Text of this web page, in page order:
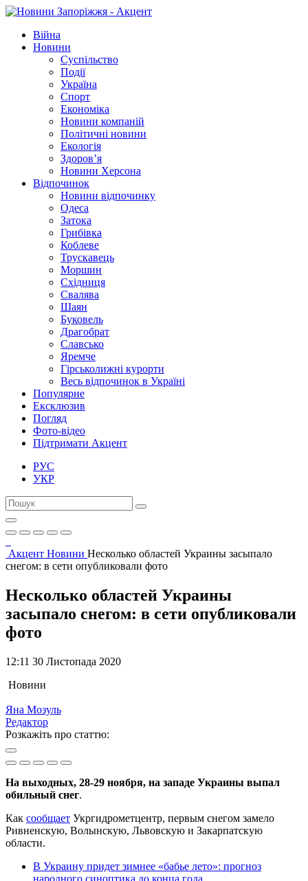
Війна
Новини
Суспільство
Події
Україна
Спорт
Економіка
Новини компаній
Політичні новини
Екологія
Здоров’я
Новини Херсона
Відпочинок
Новини відпочинку
Одеса
Затока
Грибівка
Коблеве
Трускавець
Моршин
Східниця
Свалява
Шаян
Буковель
Драгобрат
Славсько
Яремче
Гірськолижні курорти
Весь відпочинок в Україні
Популярне
Ексклюзив
Погляд
Фото-відео
Підтримати Акцент
РУС
УКР
Акцент Новини Несколько областей Украины засыпало
снегом: в сети опубликовали фото
Несколько областей Украины
засыпало снегом: в сети опубликовали
фото
12:11 30 Листопада 2020
Новини
Яна Мозуль
Редактор
Розкажіть про статтю:
На выходных, 28-29 ноября, на западе Украины выпал
обильный снег.
Как сообщает Укргидрометцентр, первым снегом замело
Ривненскую, Волынскую, Львовскую и Закарпатскую
области.
В Украину придет зимнее «бабье лето»: прогноз
народного синоптика до конца года